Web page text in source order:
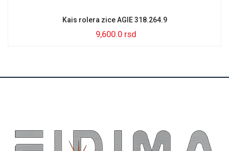
Kais rolera zice AGIE 318.264.9
9,600.0 rsd